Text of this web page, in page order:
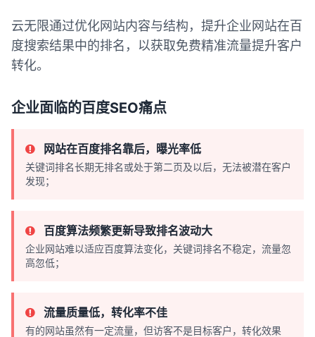
云无限通过优化网站内容与结构，提升企业网站在百
度搜索结果中的排名，以获取免费精准流量提升客户
转化。
企业面临的百度SEO痛点
网站在百度排名靠后，曝光率低
关键词排名长期无排名或处于第二页及以后，无法被潜在客户
发现；
百度算法频繁更新导致排名波动大
企业网站难以适应百度算法变化，关键词排名不稳定，流量忽
高忽低；
流量质量低，转化率不佳
有的网站虽然有一定流量，但访客不是目标客户，转化效果